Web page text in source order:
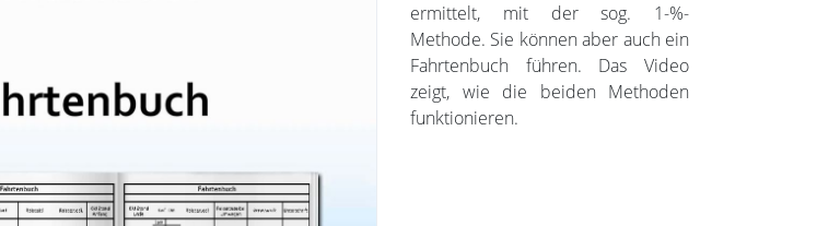
ermittelt, mit der sog. 1-%-
Methode. Sie können aber auch ein
Fahrtenbuch führen. Das Video
zeigt, wie die beiden Methoden
funktionieren.